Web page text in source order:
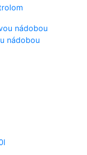
nádobou